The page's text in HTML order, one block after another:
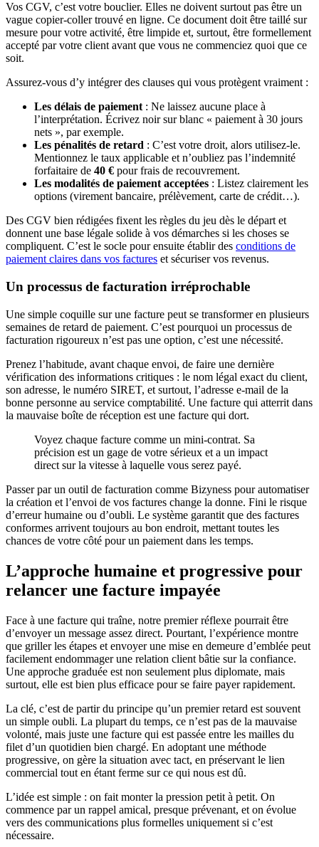
Vos CGV, c’est votre bouclier. Elles ne doivent surtout pas être un
vague copier-coller trouvé en ligne. Ce document doit être taillé sur
mesure pour votre activité, être limpide et, surtout, être formellement
accepté par votre client avant que vous ne commenciez quoi que ce
soit.
Assurez-vous d’y intégrer des clauses qui vous protègent vraiment :
Les délais de paiement : Ne laissez aucune place à
l’interprétation. Écrivez noir sur blanc « paiement à 30 jours
nets », par exemple.
Les pénalités de retard : C’est votre droit, alors utilisez-le.
Mentionnez le taux applicable et n’oubliez pas l’indemnité
forfaitaire de 40 € pour frais de recouvrement.
Les modalités de paiement acceptées : Listez clairement les
options (virement bancaire, prélèvement, carte de crédit…).
Des CGV bien rédigées fixent les règles du jeu dès le départ et
donnent une base légale solide à vos démarches si les choses se
compliquent. C’est le socle pour ensuite établir des conditions de
paiement claires dans vos factures et sécuriser vos revenus.
Un processus de facturation irréprochable
Une simple coquille sur une facture peut se transformer en plusieurs
semaines de retard de paiement. C’est pourquoi un processus de
facturation rigoureux n’est pas une option, c’est une nécessité.
Prenez l’habitude, avant chaque envoi, de faire une dernière
vérification des informations critiques : le nom légal exact du client,
son adresse, le numéro SIRET, et surtout, l’adresse e-mail de la
bonne personne au service comptabilité. Une facture qui atterrit dans
la mauvaise boîte de réception est une facture qui dort.
Voyez chaque facture comme un mini-contrat. Sa
précision est un gage de votre sérieux et a un impact
direct sur la vitesse à laquelle vous serez payé.
Passer par un outil de facturation comme Bizyness pour automatiser
la création et l’envoi de vos factures change la donne. Fini le risque
d’erreur humaine ou d’oubli. Le système garantit que des factures
conformes arrivent toujours au bon endroit, mettant toutes les
chances de votre côté pour un paiement dans les temps.
L’approche humaine et progressive pour
relancer une facture impayée
Face à une facture qui traîne, notre premier réflexe pourrait être
d’envoyer un message assez direct. Pourtant, l’expérience montre
que griller les étapes et envoyer une mise en demeure d’emblée peut
facilement endommager une relation client bâtie sur la confiance.
Une approche graduée est non seulement plus diplomate, mais
surtout, elle est bien plus efficace pour se faire payer rapidement.
La clé, c’est de partir du principe qu’un premier retard est souvent
un simple oubli. La plupart du temps, ce n’est pas de la mauvaise
volonté, mais juste une facture qui est passée entre les mailles du
filet d’un quotidien bien chargé. En adoptant une méthode
progressive, on gère la situation avec tact, en préservant le lien
commercial tout en étant ferme sur ce qui nous est dû.
L’idée est simple : on fait monter la pression petit à petit. On
commence par un rappel amical, presque prévenant, et on évolue
vers des communications plus formelles uniquement si c’est
nécessaire.